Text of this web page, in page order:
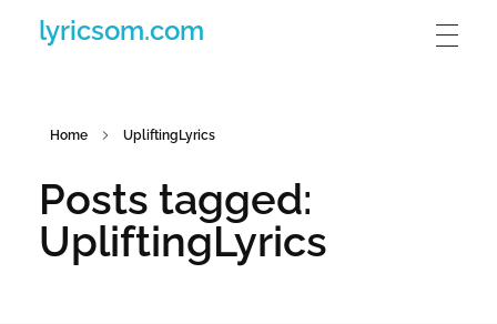
lyricsom.com
Home UpliftingLyrics
Posts tagged:
UpliftingLyrics